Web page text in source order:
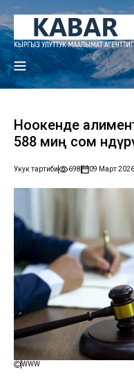
Ноокенде алимент
588 миң сом
Укук тартиби 698 09 Март 2026
WWW